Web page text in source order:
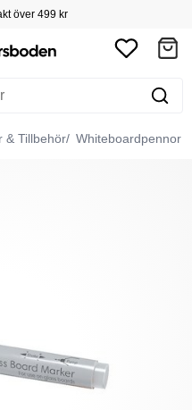
över 499 kr
& Tillbehör Whiteboardpennor